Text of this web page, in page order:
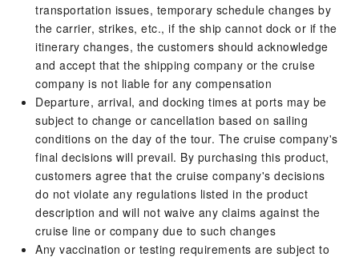
transportation issues, temporary schedule changes by
the carrier, strikes, etc., if the ship cannot dock or if the
itinerary changes, the customers should acknowledge
and accept that the shipping company or the cruise
company is not liable for any compensation
Departure, arrival, and docking times at ports may be
subject to change or cancellation based on sailing
conditions on the day of the tour. The cruise company's
final decisions will prevail. By purchasing this product,
customers agree that the cruise company's decisions
do not violate any regulations listed in the product
description and will not waive any claims against the
cruise line or company due to such changes
Any vaccination or testing requirements are subject to